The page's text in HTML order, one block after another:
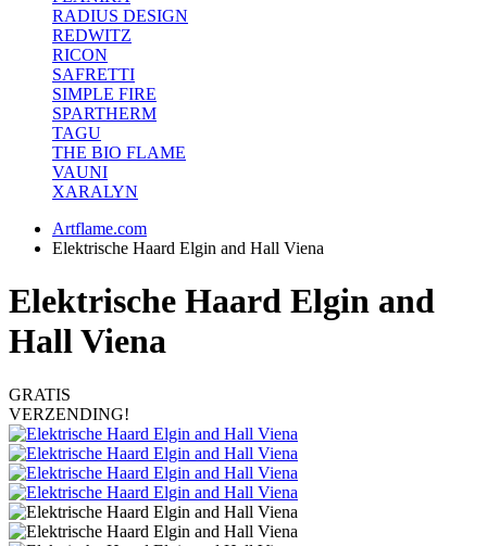
RADIUS DESIGN
REDWITZ
RICON
SAFRETTI
SIMPLE FIRE
SPARTHERM
TAGU
THE BIO FLAME
VAUNI
XARALYN
Artflame.com
Elektrische Haard Elgin and Hall Viena
Elektrische Haard Elgin and
Hall Viena
GRATIS
VERZENDING!